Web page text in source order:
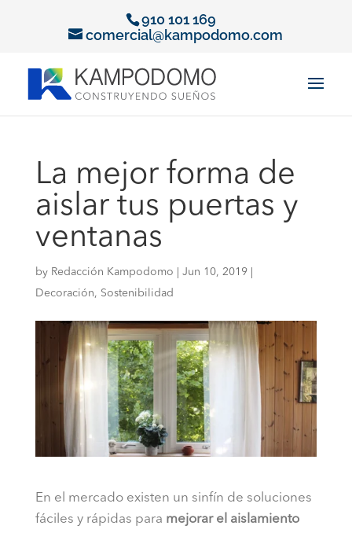
910 101 169
comercial@kampodomo.com
La mejor forma de
aislar tus puertas y
ventanas
by Redacción Kampodomo Jun 10, 2019|
Decoración, Sostenibilidad
En el mercado existen un sinfín de soluciones
fáciles y rápidas para mejorar el aislamiento